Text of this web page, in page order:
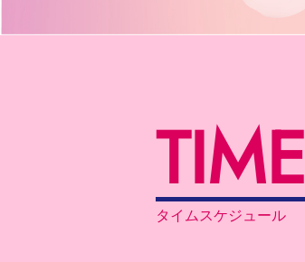
TIME
タイムスケジュール